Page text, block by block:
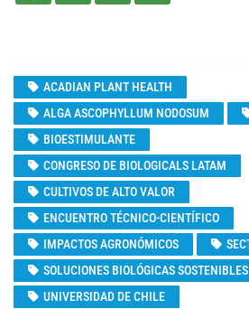
ACADIAN PLANT HEALTH
ALGA ASCOPHYLLUM NODOSUM
BIOESTIMULANTE
CONGRESO DE BIOLOGICALS LATAM
CULTIVOS DE ALTO VALOR
ENCUENTRO TÉCNICO-CIENTÍFICO
IMPACTOS AGRONÓMICOS
SOLUCIONES BIOLÓGICAS SOSTENIBLES
UNIVERSIDAD DE CHILE